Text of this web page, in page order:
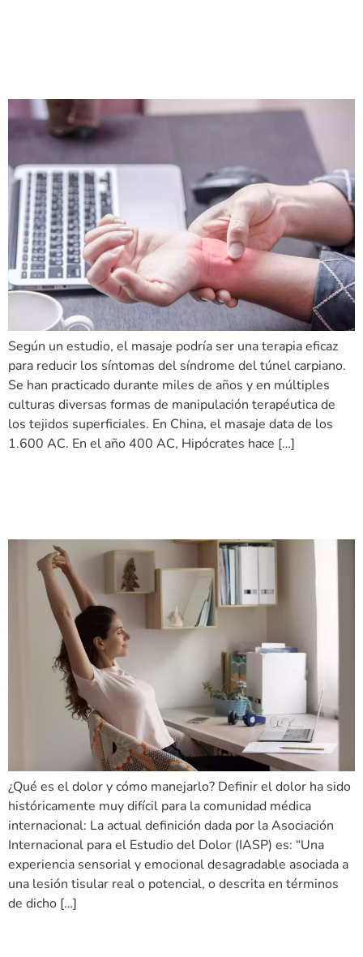
Según un estudio, el masaje podría ser una terapia eficaz
para reducir los síntomas del síndrome del túnel carpiano.
Se han practicado durante miles de años y en múltiples
culturas diversas formas de manipulación terapéutica de
los tejidos superficiales. En China, el masaje data de los
1.600 AC. En el año 400 AC, Hipócrates hace […]
¿Qué es el dolor y cómo manejarlo? Definir el dolor ha sido
históricamente muy difícil para la comunidad médica
internacional: La actual definición dada por la Asociación
Internacional para el Estudio del Dolor (IASP) es: “Una
experiencia sensorial y emocional desagradable asociada a
una lesión tisular real o potencial, o descrita en términos
de dicho […]